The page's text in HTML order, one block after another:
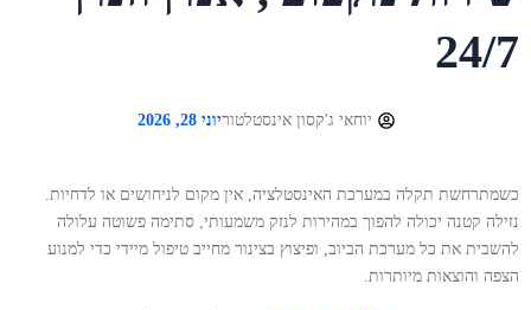
24/7
יוחאי ג'קסון אינסטלטוריוני 28, 2026
כשמתרחשת תקלה במערכת האינסטלציה, אין מקום לניחושים או לדחיות.
נזילה קטנה יכולה להפוך במהירות לנזק משמעותי, סתימה פשוטה עלולה
להשבית את כל מערכת הביוב, ופיצוץ בצינור מחייב טיפול מיידי כדי למנוע
הצפה והוצאות מיותרות.